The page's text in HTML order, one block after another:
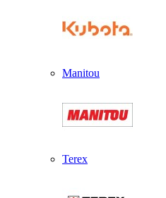
Manitou
Terex